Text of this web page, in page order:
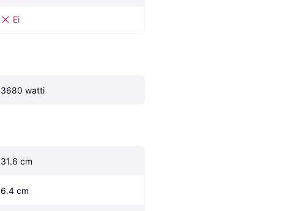
Ei
3680 watti
31.6 cm
6.4 cm